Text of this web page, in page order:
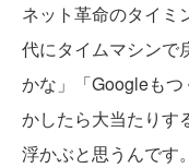
ネット革命のタイミ
代にタイムマシンで
かな」「Googleも
かしたら大当たりす
浮かぶと思うんです。